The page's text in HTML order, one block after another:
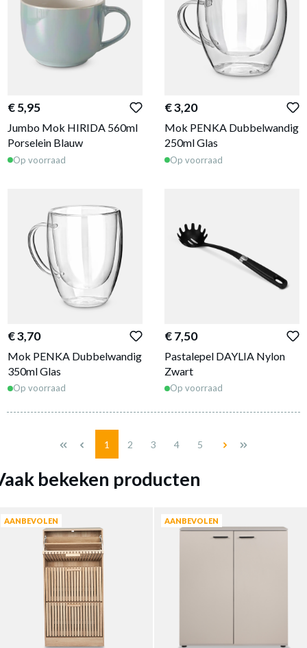
€ 5,95
Jumbo Mok HIRIDA 560ml
Porselein Blauw
Op voorraad
€ 3,20
Mok PENKA Dubbelwandig
250ml Glas
Op voorraad
€ 3,70
Mok PENKA Dubbelwandig
350ml Glas
Op voorraad
€ 7,50
Pastalepel DAYLIA Nylon
Zwart
Op voorraad
Pagina
1 Pagina
2 Pagina
3 Pagina
4 Pagina
5
bekeken producten
AANBEVOLEN AANBEVOLEN